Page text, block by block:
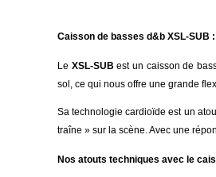
Caisson de basses d&b XSL-SUB
Le XSL-SUB est un caisson de
sol, ce qui nous offre une grande
Sa technologie cardioïde est un
traîne » sur la scène. Avec une
Nos atouts techniques avec le